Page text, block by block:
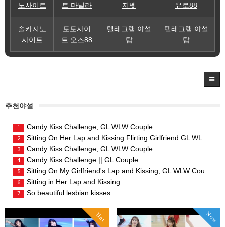
노사이트
트 마닐라
지벳
유로88
솔카지노
사이트
토토사이
트 오즈88
텔레그램 야설
탑
텔레그램 야설
탑
추천야설
1 Candy Kiss Challenge, GL WLW Couple
2 Sitting On Her Lap and Kissing Flirting Girlfriend GL WLW Couple
3 Candy Kiss Challenge, GL WLW Couple
4 Candy Kiss Challenge || GL Couple
5 Sitting On My Girlfriend's Lap and Kissing, GL WLW Couple
6 Sitting in Her Lap and Kissing
7 So beautiful lesbian kisses
Hot Now